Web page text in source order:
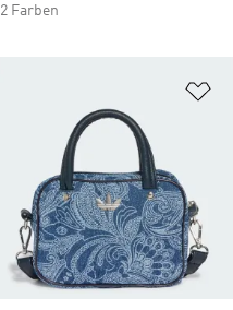
2 Farben